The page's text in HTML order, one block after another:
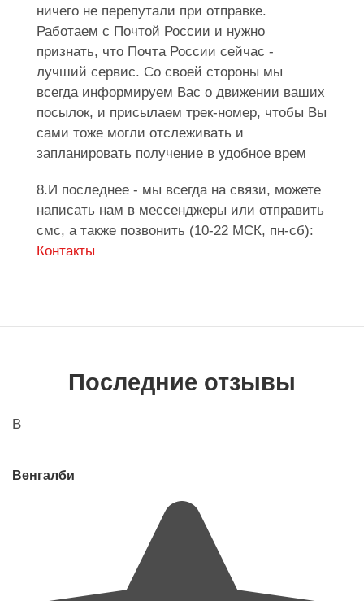
ничего не перепутали при отправке.
Работаем с Почтой России и нужно
признать, что Почта России сейчас -
лучший сервис. Со своей стороны мы
всегда информируем Вас о движении ваших
посылок, и присылаем трек-номер, чтобы Вы
сами тоже могли отслеживать и
запланировать получение в удобное врем
8.И последнее - мы всегда на связи, можете
написать нам в мессенджеры или отправить
смс, а также позвонить (10-22 МСК, пн-сб):
Контакты
Последние отзывы
В
Венгалби